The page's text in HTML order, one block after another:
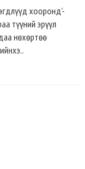
хооронд'-
түүний эрүүл
нөхөртөө